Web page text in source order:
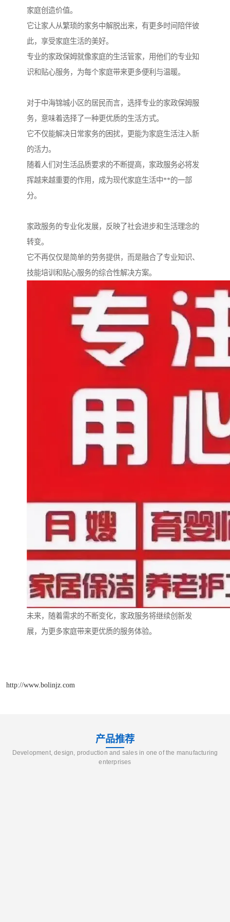
家庭创造价值。
它让家人从繁琐的家务中解脱出来，有更多时间陪伴彼
此，享受家庭生活的美好。
专业的家政保姆就像家庭的生活管家，用他们的专业知
识和贴心服务，为每个家庭带来更多便利与温暖。
对于中海锦城小区的居民而言，选择专业的家政保姆服
务，意味着选择了一种更优质的生活方式。
它不仅能解决日常家务的困扰，更能为家庭生活注入新
的活力。
随着人们对生活品质要求的不断提高，家政服务必将发
挥越来越重要的作用，成为现代家庭生活中**的一部
分。
家政服务的专业化发展，反映了社会进步和生活理念的
转变。
它不再仅仅是简单的劳务提供，而是融合了专业知识、
技能培训和贴心服务的综合性解决方案。
未来，随着需求的不断变化，家政服务将继续创新发
展，为更多家庭带来更优质的服务体验。
http://www.bolinjz.com
产品推荐
Development, design, production and sales in one of the manufacturing
enterprises